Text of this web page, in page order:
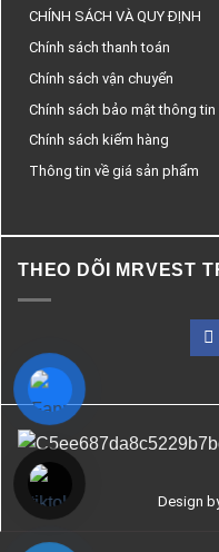
CHÍNH SÁCH VÀ QUY ĐỊNH
Chính sách thanh toán
Chính sách vận chuyển
Chính sách bảo mật thông tin
Chính sách kiểm hàng
Thông tin về giá sản phẩm
THEO DÕI MRVEST
Design